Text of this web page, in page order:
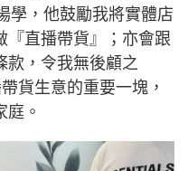
學，他鼓勵我將實體店
『直播帶貨』；亦會跟
款，令我無後顧之
貨生意的重要一塊，
。